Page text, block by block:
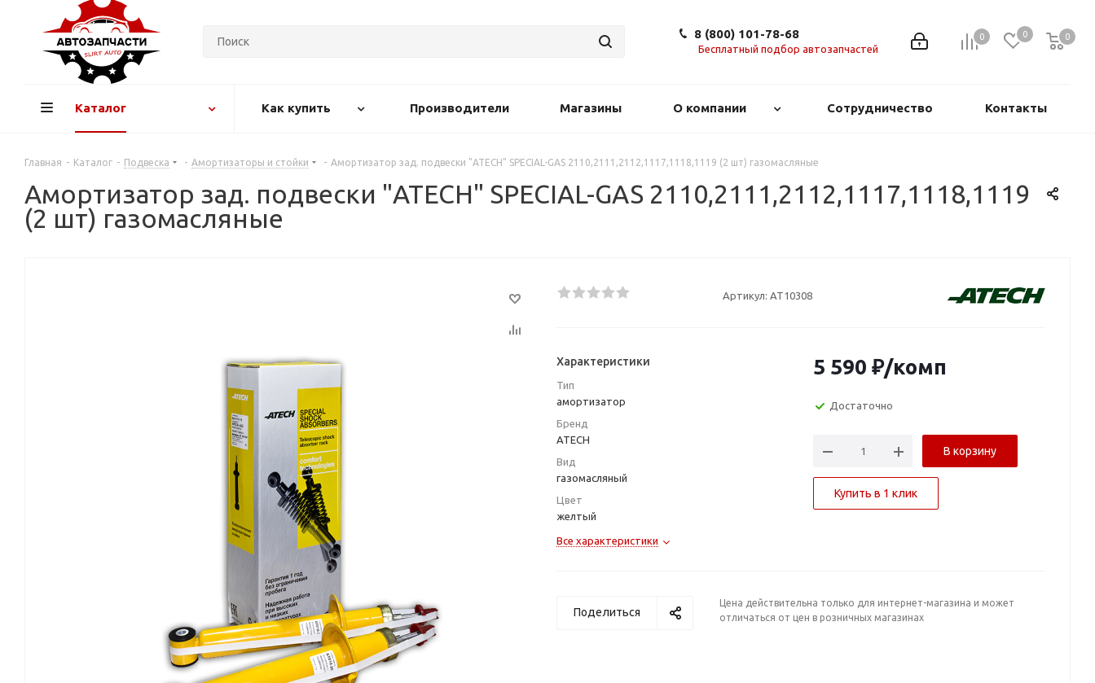
0 0 0
0
8 (800) 101-78-68
Бесплатный подбор автозапчастей
Каталог Как купить Производители Магазины О компании Сотрудничество Контакты
Главная - Каталог - Подвеска - Амортизаторы и стойки - Амортизатор зад. подвески "ATECH" SPECIAL-GAS 2110,2111,2112,1117,1118,1119 (2 шт) газомасляные
Амортизатор зад. подвески "ATECH" SPECIAL-GAS 2110,2111,2112,1117,1118,1119
(2 шт) газомасляные
Артикул: AT10308
Характеристики
Тип
амортизатор
Бренд
ATECH
Вид
газомасляный
Цвет
желтый
Все характеристики
5 590 ₽/комп
Достаточно
В корзину
Купить в 1 клик
Поделиться
Цена действительна только для интернет-магазина и может
отличаться от цен в розничных магазинах